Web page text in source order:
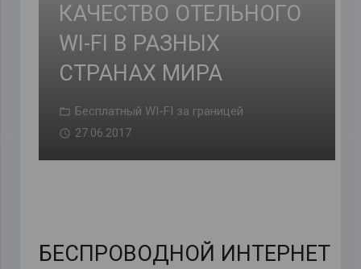
КАЧЕСТВО ОТЕЛЬНОГО
WI-FI В РАЗНЫХ
СТРАНАХ МИРА
Бесплатный WI-FI за границей
27.06.2017
БЕСПРОВОДНОЙ ИНТЕРНЕТ